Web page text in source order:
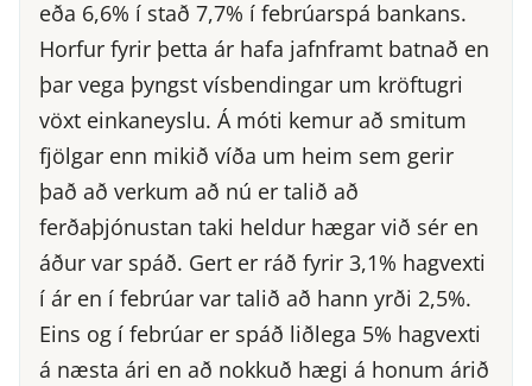
eða 6,6% í stað 7,7% í febrúarspá bankans.
Horfur fyrir þetta ár hafa jafnframt batnað en
þar vega þyngst vísbendingar um kröftugri
vöxt einkaneyslu. Á móti kemur að smitum
fjölgar enn mikið víða um heim sem gerir
það að verkum að nú er talið að
ferðaþjónustan taki heldur hægar við sér en
áður var spáð. Gert er ráð fyrir 3,1% hagvexti
í ár en í febrúar var talið að hann yrði 2,5%.
Eins og í febrúar er spáð liðlega 5% hagvexti
á næsta ári en að nokkuð hægi á honum árið